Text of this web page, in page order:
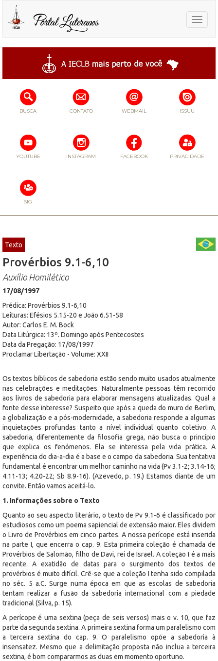
Toggle
BUSCA CONTATO WEBMAIL ISSUU
YOUTUBE INSTAGRAM FACEBOOK PRIVACIDADE
SIG
Texto
Provérbios 9.1-6,10
Auxílio Homilético
17/08/1997
Prédica: Provérbios 9.1-6,10
Leituras: Efésios 5.15-20 e João 6.51-58
Autor: Carlos E. M. Bock
Data Litúrgica: 13º. Domingo após Pentecostes
Data da Pregação: 17/08/1997
Proclamar Libertação - Volume: XXII
Os textos bíblicos de sabedoria estão sendo muito usados atualmente
nas celebrações e meditações. Naturalmente pessoas têm recorrido
aos livros de sabedoria para elaborar mensagens atualizadas. Qual a
fonte desse interesse? Suspeito que após a queda do muro de Berlim,
a globalização e a pós-modernidade, a sabedoria responde a algumas
inquietações profundas tanto a nível individual quanto coletivo. A
sabedoria, diferentemente da filosofia grega, não busca o princípio
que explica os fenómenos. Ela se interessa pela vida prática. A
experiência do dia-a-dia é a base e o campo da sabedoria. Sua tentativa
fundamental é encontrar um melhor caminho na vida (Pv 3.1-2; 3.14-16;
4.11-13; 4.20-22; Sb 8.9-16). (Azevedo, p. 19.) Estamos diante de um
convite. Então vamos aceitá-lo.
1. Informações sobre o Texto
Quanto ao seu aspecto literário, o texto de Pv 9.1-6 é classificado por
estudiosos como um poema sapiencial de extensão maior. Eles dividem
o Livro de Provérbios em cinco partes. A nossa perícope está inserida
na parte I, que encerra o cap. 9. Esta primeira coleção é chamada de
Provérbios de Salomão, filho de Davi, rei de Israel. A coleção I é a mais
recente. A exatidão de datas para o surgimento dos textos de
provérbios é muito difícil. Crê-se que a coleção I tenha sido compilada
no séc. 5 a.C. Surge numa época em que as escolas de sabedoria
tentam realizar a fusão da sabedoria internacional com a piedade
tradicional (Silva, p. 15).
A perícope é uma sextina (peça de seis versos) mais o v. 10, que faz
parte da segunda sextina. A primeira sextina forma um paralelismo com
a terceira sextina do cap. 9. O paralelismo opõe a sabedoria à
insensatez. Mesmo que a delimitação proposta não inclua a terceira
sextina, é bom compararmos as duas em momento oportuno.